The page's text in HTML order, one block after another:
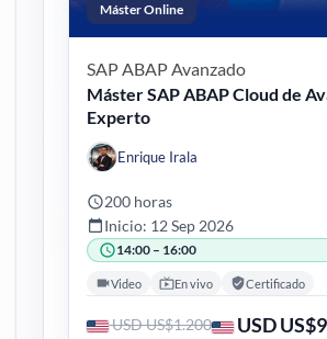
Máster Online
SAP ABAPAvanzado
Máster SAP ABAP Cloud de
Experto
Enrique Irala
200 horas
Inicio: 12 Sep 2026
14:00 – 16:00
Video En vivo Certificado
USD US$1.200 USD